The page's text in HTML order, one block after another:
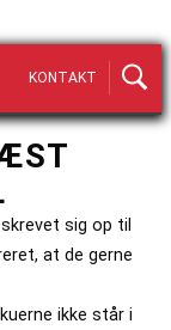
KONTAKT
sig op til
at de gerne
ikke står i